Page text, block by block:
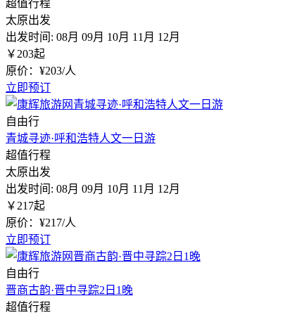
超值行程
太原出发
出发时间: 08月 09月 10月 11月 12月
￥ 203起
原价：¥203/人
立即预订
自由行
青城寻迹·呼和浩特人文一日游
超值行程
太原出发
出发时间: 08月 09月 10月 11月 12月
￥ 217起
原价：¥217/人
立即预订
自由行
晋商古韵·晋中寻踪2日1晚
超值行程